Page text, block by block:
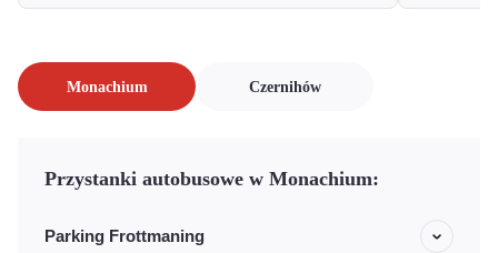
Monachium Czernihów
Przystanki autobusowe w Monachium:
Parking Frottmaning